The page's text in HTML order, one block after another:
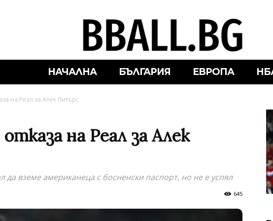
НАЧАЛНА БЪЛГАРИЯ ЕВРОПА
на Реал за Алек Питърс
на Реал за Алек
да вземе американеца с босненски паспорт, но не е успял
645